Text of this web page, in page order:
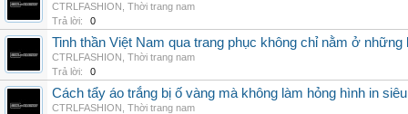
CTRLFASHION Thời trang nam
Trả lời:
0
Tinh thần Việt Nam qua trang phục không chỉ nằm ở
CTRLFASHION Thời trang nam
Trả lời:
0
Cách tẩy áo trắng bị ố vàng mà không làm hỏng hình in
CTRLFASHION Thời trang nam